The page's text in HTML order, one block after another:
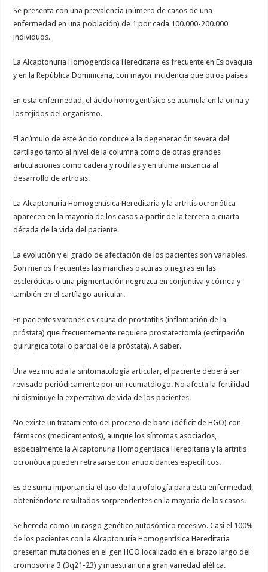
Se presenta con una prevalencia (número de casos de una
enfermedad en una población) de 1 por cada 100.000-200.000
individuos.
La Alcaptonuria Homogentísica Hereditaria es frecuente en Eslovaquia
y en la República Dominicana, con mayor incidencia que otros países
En esta enfermedad, el ácido homogentísico se acumula en la orina y
los tejidos del organismo.
El acúmulo de este ácido conduce a la degeneración severa del
cartílago tanto al nivel de la columna como de otras grandes
articulaciones como cadera y rodillas y en última instancia al
desarrollo de artrosis.
La Alcaptonuria Homogentísica Hereditaria y la artritis ocronótica
aparecen en la mayoría de los casos a partir de la tercera o cuarta
década de la vida del paciente.
La evolución y el grado de afectación de los pacientes son variables.
Son menos frecuentes las manchas oscuras o negras en las
escleróticas o una pigmentación negruzca en conjuntiva y córnea y
también en el cartílago auricular.
En pacientes varones es causa de prostatitis (inflamación de la
próstata) que frecuentemente requiere prostatectomía (extirpación
quirúrgica total o parcial de la próstata). A saber.
Una vez iniciada la sintomatología articular, el paciente deberá ser
revisado periódicamente por un reumatólogo. No afecta la fertilidad
ni disminuye la expectativa de vida de los pacientes.
No existe un tratamiento del proceso de base (déficit de HGO) con
fármacos (medicamentos), aunque los síntomas asociados,
especialmente la Alcaptonuria Homogentísica Hereditaria y la artritis
ocronótica pueden retrasarse con antioxidantes específicos.
Es de suma importancia el uso de la trofología para esta enfermedad,
obteniéndose resultados sorprendentes en la mayoria de los casos.
Se hereda como un rasgo genético autosómico recesivo. Casi el 100%
de los pacientes con la Alcaptonuria Homogentísica Hereditaria
presentan mutaciones en el gen HGO localizado en el brazo largo del
cromosoma 3 (3q21-23) y muestran una gran variedad alélica.